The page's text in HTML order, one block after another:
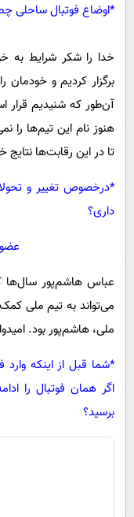
*اوضاع فوتبال ساحلی
خدا را شکر شرایط به
برگزار کردیم و خودمان
آن‌طور که شنیدیم قرار
هنوز نام این تیم‌ها را
تا در این رقابت‌ها نتایج
*درخصوص تغییر و
داری؟
عباس هاشم‌پور سال‌ها
می‌تواند به تیم ملی
ملی، هاشم‌پور بود.
*شما قبل از اینکه
اگر همان فوتبال را
برسید؟